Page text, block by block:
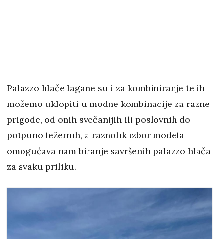
Palazzo hlače lagane su i za kombiniranje te ih
možemo uklopiti u modne kombinacije za razne
prigode, od onih svečanijih ili poslovnih do
potpuno ležernih, a raznolik izbor modela
omogućava nam biranje savršenih palazzo hlača
za svaku priliku.